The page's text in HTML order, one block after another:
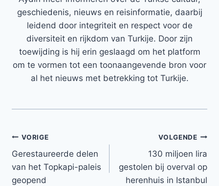
geschiedenis, nieuws en reisinformatie, daarbij
leidend door integriteit en respect voor de
diversiteit en rijkdom van Turkije. Door zijn
toewijding is hij erin geslaagd om het platform
om te vormen tot een toonaangevende bron voor
al het nieuws met betrekking tot Turkije.
Bericht
navigatie
VORIGE
Gerestaureerde delen
van het Topkapi-paleis
geopend
VOLGENDE
130 miljoen lira
gestolen bij overval op
herenhuis in Istanbul